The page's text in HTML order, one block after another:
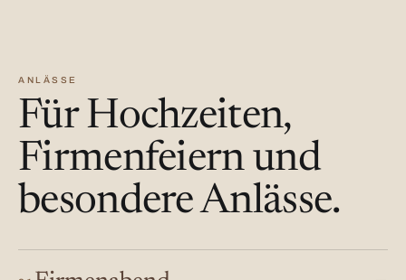
ANLÄSSE
Für Hochzeiten,
Firmenfeiern und
besondere Anlässe.